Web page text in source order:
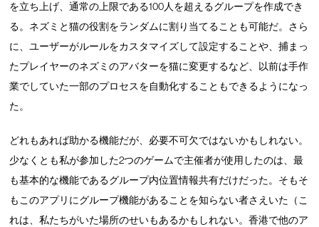
を立ち上げ、通常の上限である100人を超えるグループを作成でき
る。ネズミと猫の役割をランダムに割り当てることも可能だ。さら
に、ユーザーがルールをカスタマイズして設定することや、捕まっ
たプレイヤーのネズミのアバターを猫に変更するなど、以前は手作
業でしていた一部のプロセスを自動化することもできるようになっ
た。
どれもあれば助かる機能だが、必要不可欠ではないかもしれない。
少なくとも私が参加した2つのゲームで主催者が使用したのは、最
も基本的な機能であるグループ内位置情報共有だけだった。そもそ
もこのアプリにグループ機能があることを知らない者さえいた（こ
れは、私たちがいた場所のせいもあるかもしれない。香港で他のア